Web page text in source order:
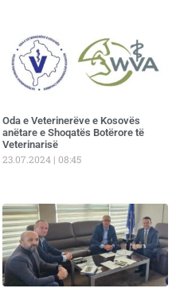
Oda e Veterinerëve e Kosovës
anëtare e Shoqatës Botërore të
Veterinarisë
23.07.2024 08:45